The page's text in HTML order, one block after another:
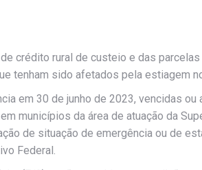
crédito rural de custeio e das
tenham sido afetados pela estiagem
em 30 de junho de 2023, vencidas ou
municípios da área de atuação da
de situação de emergência ou de
Federal.